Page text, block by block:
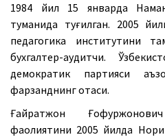
1984 йил 15 январда
туманида туғилган. 2005
педагогика институтини
бухгалтер-аудитчи.
демократик партияси
фарзанднинг отаси.
Ғайратжон
фаолиятини 2005 йилда